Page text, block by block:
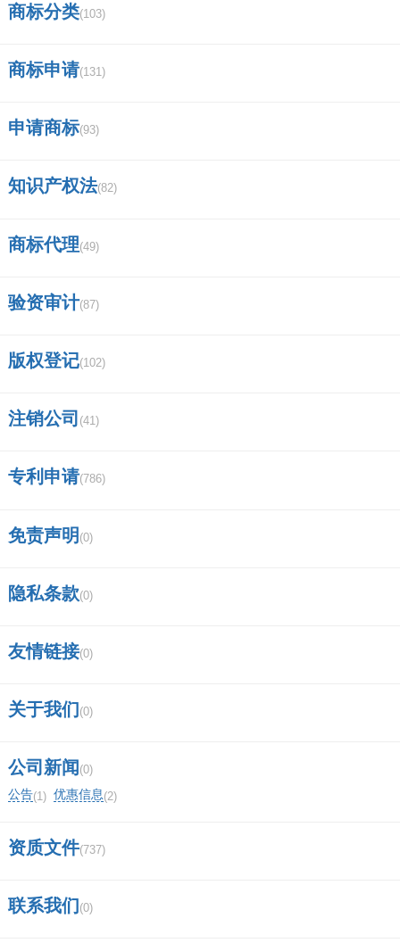
商标分类(103)
商标申请(131)
申请商标(93)
知识产权法(82)
商标代理(49)
验资审计(87)
版权登记(102)
注销公司 (41)
专利申请(786)
免责声明 (0)
隐私条款(0)
友情链接(0)
关于我们 (0)
公司新闻 (0)
公告(1) 优惠信息(2)
资质文件(737)
联系我们 (0)